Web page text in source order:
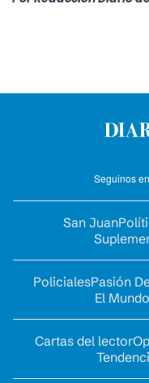
Seguinos
San Juan
PolicialesPasión
El Mundo
Cartas del lector